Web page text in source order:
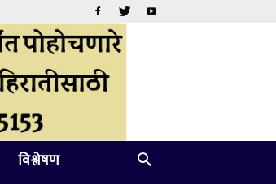
विश्लेषण